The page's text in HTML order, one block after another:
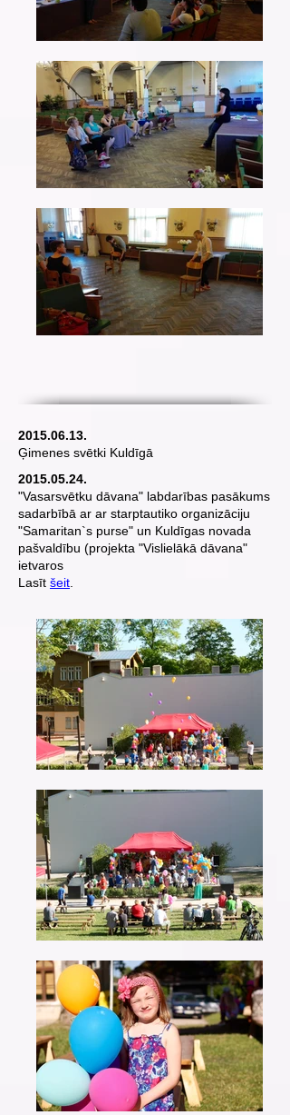
2015.06.13.
Ģimenes svētki Kuldīgā
2015.05.24.
"Vasarsvētku dāvana" labdarības pasākums
sadarbībā ar ar starptautiko organizāciju
"Samaritan`s purse" un Kuldīgas novada
pašvaldību (projekta "Vislielākā dāvana"
ietvaros
Lasīt šeit